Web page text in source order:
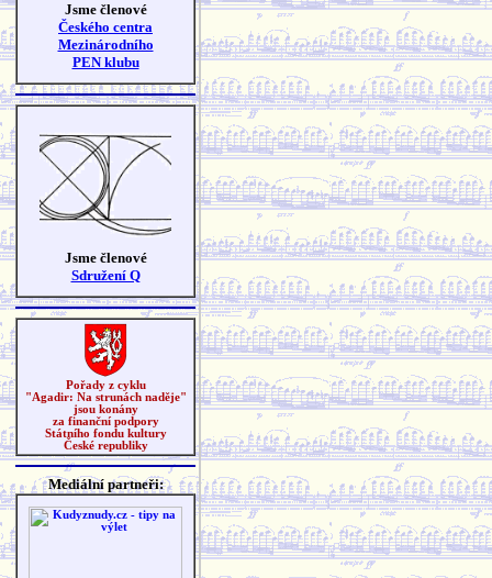
Jsme členové
Českého centra
Mezinárodního
PEN klubu
Jsme členové
Sdružení Q
Pořady z cyklu
"Agadir: Na strunách naděje"
jsou konány
za finanční podpory
Státního fondu kultury
České republiky
Mediální partneři: